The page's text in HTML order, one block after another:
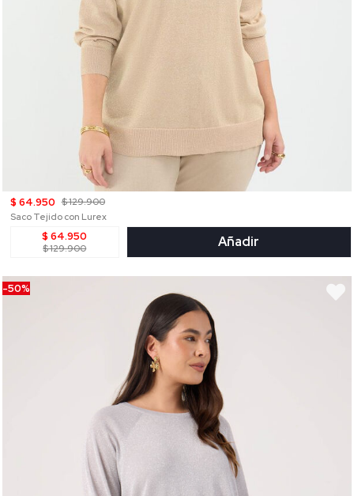
$ 64.950 $ 129.900
Saco Tejido con Lurex
$ 64.950
$ 129.900 Añadir
-50%